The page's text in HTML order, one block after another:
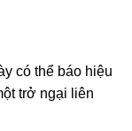
có thể báo hiệu
trở ngại liên